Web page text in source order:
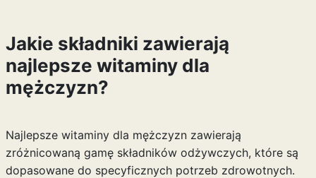
Jakie składniki zawierają
najlepsze witaminy dla
mężczyzn?
Najlepsze witaminy dla mężczyzn zawierają
zróżnicowaną gamę składników odżywczych, które są
dopasowane do specyficznych potrzeb zdrowotnych.